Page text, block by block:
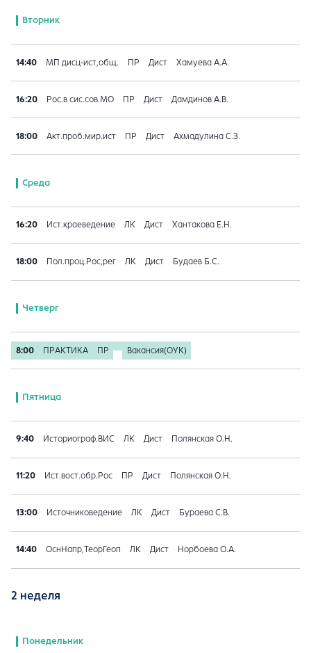
Вторник
14:40 МП дисц-ист,общ. ПР Дист Хамуева А.А.
16:20 Рос.в сис.сов.МО ПР Дист Дамдинов А.В.
18:00 Акт.проб.мир.ист ПР Дист Ахмадулина С.З.
Среда
16:20 Ист.краеведение ЛК Дист Хантакова Е.Н.
18:00 Пол.проц.Рос,рег ЛК Дист Будаев Б.С.
Четверг
8:00 ПРАКТИКА ПР Вакансия(ОУК)
Пятница
9:40 Историограф.ВИС ЛК Дист Полянская О.Н.
11:20 Ист.вост.обр.Рос ПР Дист Полянская О.Н.
13:00 Источниковедение ЛК Дист Бураева С.В.
14:40 ОснНапр,ТеорГеоп ЛК Дист Норбоева О.А.
2 неделя
Понедельник